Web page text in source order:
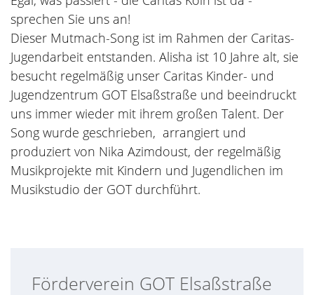
sprechen Sie uns an!
Dieser Mutmach-Song ist im Rahmen der Caritas-
Jugendarbeit entstanden. Alisha ist 10 Jahre alt, sie
besucht regelmäßig unser Caritas Kinder- und
Jugendzentrum GOT Elsaßstraße und beeindruckt
uns immer wieder mit ihrem großen Talent. Der
Song wurde geschrieben, arrangiert und
produziert von Nika Azimdoust, der regelmäßig
Musikprojekte mit Kindern und Jugendlichen im
Musikstudio der GOT durchführt.
Förderverein GOT Elsaßstraße